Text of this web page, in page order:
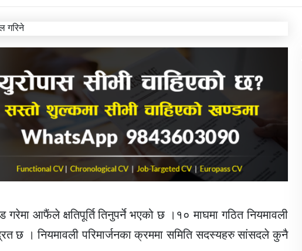
आफैंले क्षतिपूर्ति तिनुपर्ने भएको छ ।१० माघमा गठित नियमावली
छ । नियमावली परिमार्जनका क्रममा समिति सदस्यहरु सांसदले कुनै